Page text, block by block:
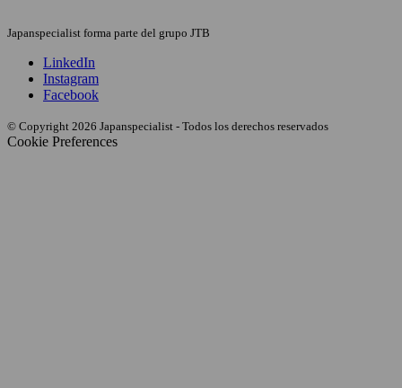
Japanspecialist forma parte del grupo JTB
LinkedIn
Instagram
Facebook
© Copyright 2026 Japanspecialist - Todos los derechos reservados
Cookie Preferences